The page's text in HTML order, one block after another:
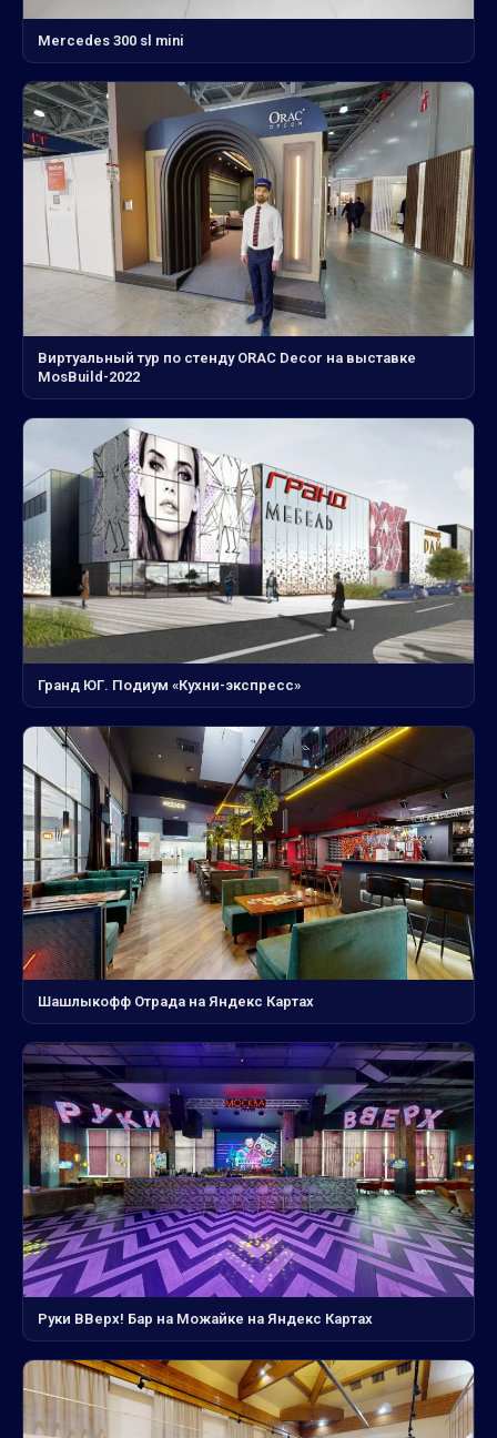
Mercedes 300 sl mini
Виртуальный тур по стенду ORAC Decor на выставке
MosBuild-2022
Гранд ЮГ. Подиум «Кухни-экспресс»
Шашлыкофф Отрада на Яндекс Картах
Руки ВВерх! Бар на Можайке на Яндекс Картах